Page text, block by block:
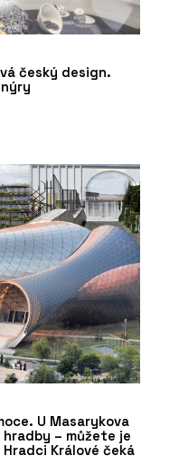
český design.
U Masarykova
– můžete je
Králové čeká